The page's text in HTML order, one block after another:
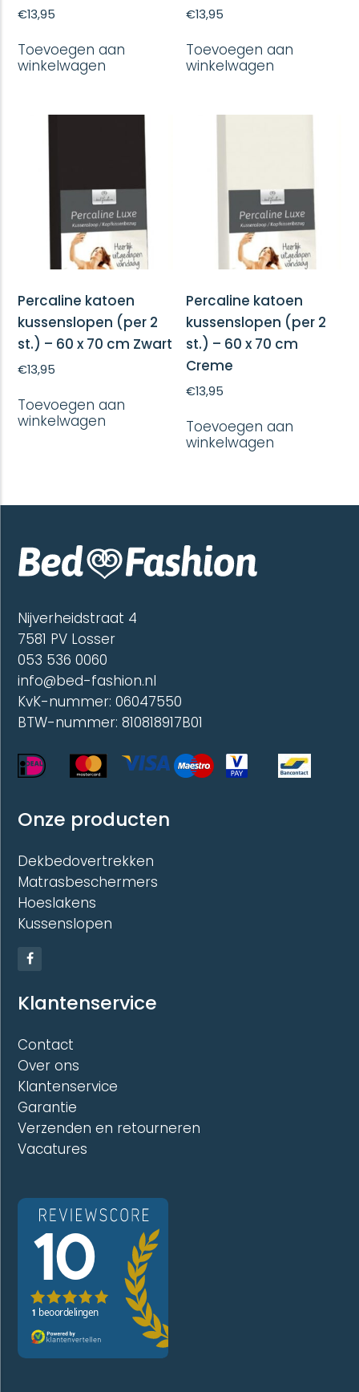
€13,95
Toevoegen aan
winkelwagen
€13,95
Toevoegen aan
winkelwagen
Percaline katoen
kussenslopen (per 2
st.) – 60 x 70 cm Zwart
€13,95
Toevoegen aan
winkelwagen
Percaline katoen
kussenslopen (per 2
st.) – 60 x 70 cm
Creme
€13,95
Toevoegen aan
winkelwagen
Nijverheidstraat 4
7581 PV Losser
053 536 0060
info@bed-fashion.nl
KvK-nummer: 06047550
BTW-nummer: 810818917B01
Onze producten
Dekbedovertrekken
Matrasbeschermers
Hoeslakens
Kussenslopen
Klantenservice
Contact
Over ons
Klantenservice
Garantie
Verzenden en retourneren
Vacatures